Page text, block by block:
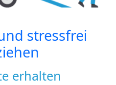
stressfrei
erhalten